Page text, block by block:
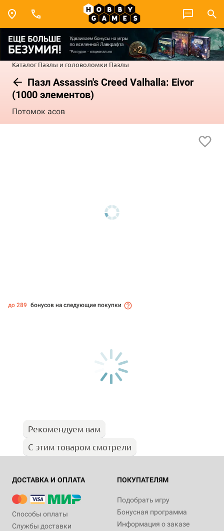
Каталог Пазлы и головоломки Пазлы
Пазл Assassin's Creed Valhalla: Eivor
(1000 элементов)
Потомок асов
до 289 бонусов на следующие покупки
Рекомендуем вам
С этим товаром смотрели
ДОСТАВКА И ОПЛАТА
Способы оплаты
Службы доставки
ПОКУПАТЕЛЯМ
Подобрать игру
Бонусная программа
Информация о заказе